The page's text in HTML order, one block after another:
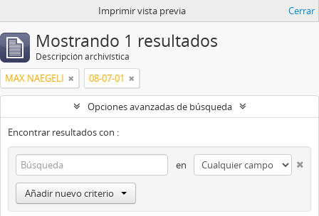
Imprimir vista previa Cerrar
Mostrando 1 resultados
Descripción archivística
MAX NAEGELI 08-07-01
Opciones avanzadas de búsqueda
Encontrar resultados con :
en
Añadir nuevo criterio